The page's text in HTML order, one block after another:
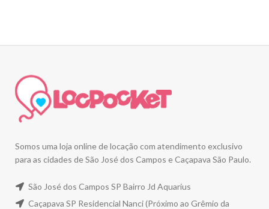
Somos uma loja online de locação com atendimento exclusivo
para as cidades de São José dos Campos e Caçapava São Paulo.
São José dos Campos SP Bairro Jd Aquarius
Caçapava SP Residencial Nanci (Próximo ao Grêmio da